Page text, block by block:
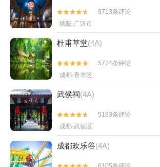


9713条评论
德阳·广汉市
杜甫草堂(4A)


5774条评论
成都·青羊区
武侯祠(4A)


5183条评论
成都·武侯区
成都欢乐谷(4A)